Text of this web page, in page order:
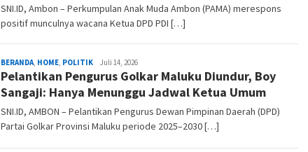
SNI.ID, Ambon – Perkumpulan Anak Muda Ambon (PAMA) merespons
positif munculnya wacana Ketua DPD PDI […]
BERANDA, HOME, POLITIK Suara
Nusa
Juli 14, 2026
Pelantikan Pengurus Golkar Maluku Diundur, Boy
Sangaji: Hanya Menunggu Jadwal Ketua Umum
SNI.ID, AMBON – Pelantikan Pengurus Dewan Pimpinan Daerah (DPD)
Partai Golkar Provinsi Maluku periode 2025–2030 […]